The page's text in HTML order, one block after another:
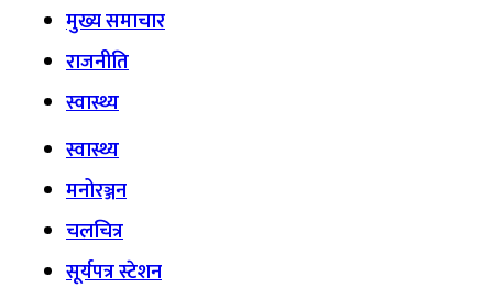
मुख्य समाचार
राजनीति
स्वास्थ्य
स्वास्थ्य
मनोरञ्जन
चलचित्र
सूर्यपत्र स्टेशन